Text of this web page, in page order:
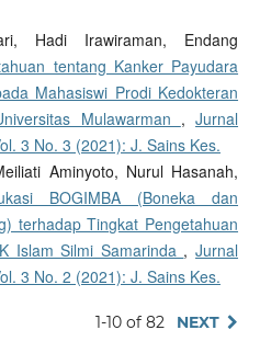
Hadi Irawiraman, Endang
tentang Kanker Payudara
Mahasiswi Prodi Kedokteran
Mulawarman ,Jurnal
3 No. 3 (2021): J. Sains Kes.
Aminyoto, Nurul Hasanah,
BOGIMBA (Boneka dan
terhadap Tingkat Pengetahuan
Islam Silmi Samarinda ,Jurnal
3 No. 2 (2021): J. Sains Kes.
1-10 of 82 NEXT